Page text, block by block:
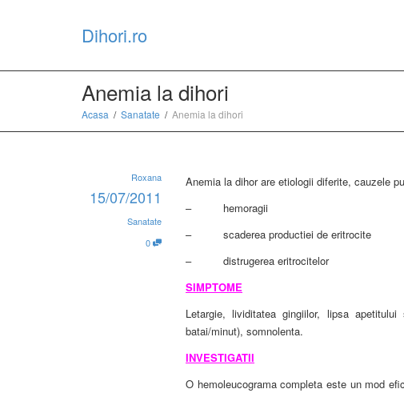
Dihori.ro
Anemia la dihori
Acasa Sanatate Anemia la dihori
Roxana
15/07/2011
Sanatate
0
Anemia la dihor are etiologii diferite, cauzele
– hemoragii
– scaderea productiei de eritrocite
– distrugerea eritrocitelor
SIMPTOME
Letargie, lividitatea gingiilor, lipsa
batai/minut), somnolenta.
INVESTIGATII
O hemoleucograma completa este un mod